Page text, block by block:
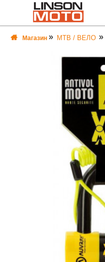
Магазин MTB / ВЕЛО